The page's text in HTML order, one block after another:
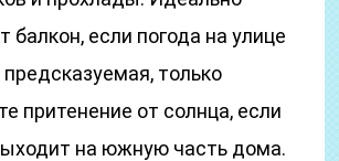
балкон, если погода на улице
предсказуемая, только
притенение от солнца, если
на южную часть дома.